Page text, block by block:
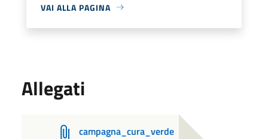
VAI ALLA PAGINA
Allegati
campagna_cura_verde